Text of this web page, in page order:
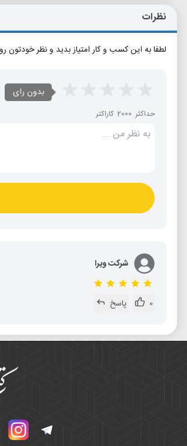
نظرات
لطفا به این کسب و کار امتیاز بدید و نظر خودتون
بدون رای
حداکثر 2000 کاراکتر
شرکت ویرا
0 پاسخ